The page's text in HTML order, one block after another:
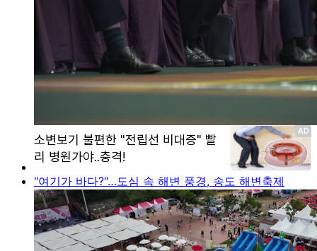
"여기가 바다?"…도심 속 해변 풍경, 송도 해변축제